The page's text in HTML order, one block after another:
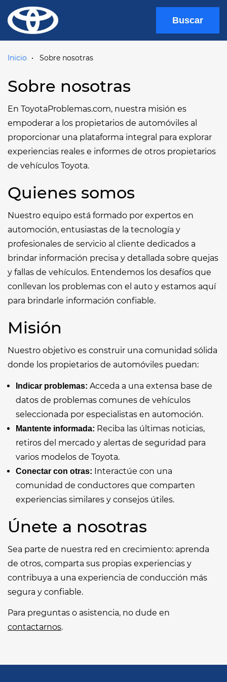
Buscar
Inicio Sobre nosotras
Sobre nosotras
En ToyotaProblemas.com, nuestra misión es
empoderar a los propietarios de automóviles al
proporcionar una plataforma integral para explorar
experiencias reales e informes de otros propietarios
de vehículos Toyota.
Quienes somos
Nuestro equipo está formado por expertos en
automoción, entusiastas de la tecnología y
profesionales de servicio al cliente dedicados a
brindar información precisa y detallada sobre quejas
y fallas de vehículos. Entendemos los desafíos que
conllevan los problemas con el auto y estamos aquí
para brindarle información confiable.
Misión
Nuestro objetivo es construir una comunidad sólida
donde los propietarios de automóviles puedan:
Indicar problemas: Acceda a una extensa base de
datos de problemas comunes de vehículos
seleccionada por especialistas en automoción.
Mantente informada: Reciba las últimas noticias,
retiros del mercado y alertas de seguridad para
varios modelos de Toyota.
Conectar con otras: Interactúe con una
comunidad de conductores que comparten
experiencias similares y consejos útiles.
Únete a nosotras
Sea parte de nuestra red en crecimiento: aprenda
de otros, comparta sus propias experiencias y
contribuya a una experiencia de conducción más
segura y confiable.
Para preguntas o asistencia, no dude en
contactarnos.